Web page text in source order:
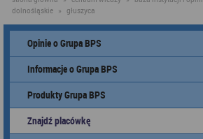
dolnośląskie » głuszyca
Opinie o Grupa BPS
Informacje o Grupa BPS
Produkty Grupa BPS
Znajdź placówkę